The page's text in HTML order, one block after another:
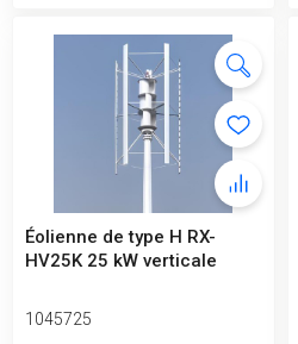
Éolienne de type H RX-
HV25K 25 kW verticale
1045725